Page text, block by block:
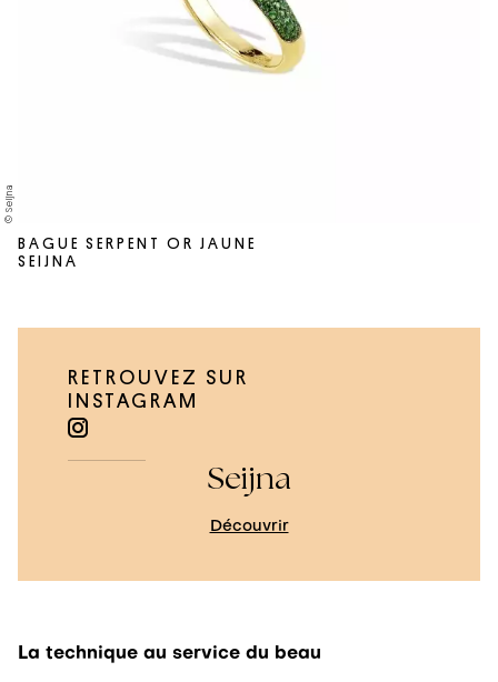
© Seijna
BAGUE SERPENT OR JAUNE
SEIJNA
RETROUVEZ SUR
INSTAGRAM
Seijna
Découvrir
La technique au service du beau